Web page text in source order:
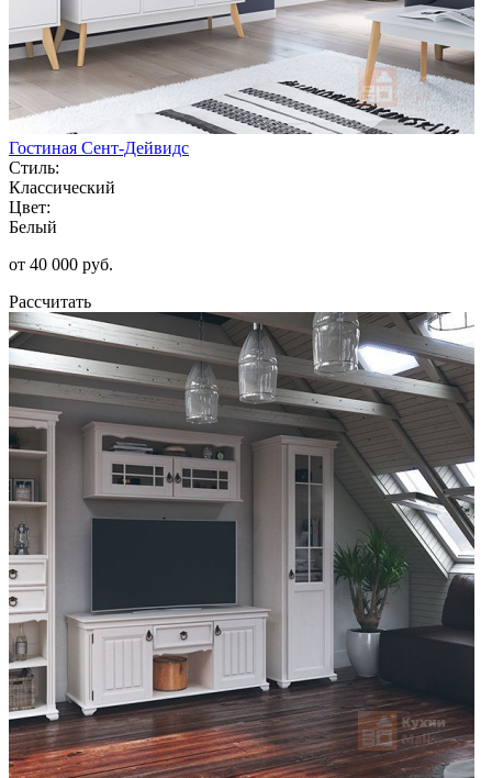
Гостиная Сент-Дейвидс
Стиль:
Классический
Цвет:
Белый
от 40 000 руб.
Рассчитать